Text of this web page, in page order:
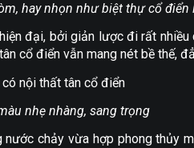
hay nhọn như biệt thự cổ điển
đại, bởi giản lược đi rất nhiều
cổ điển vẫn mang nét bề thế,
nhẹ nhàng, sang trọng
chảy vừa hợp phong